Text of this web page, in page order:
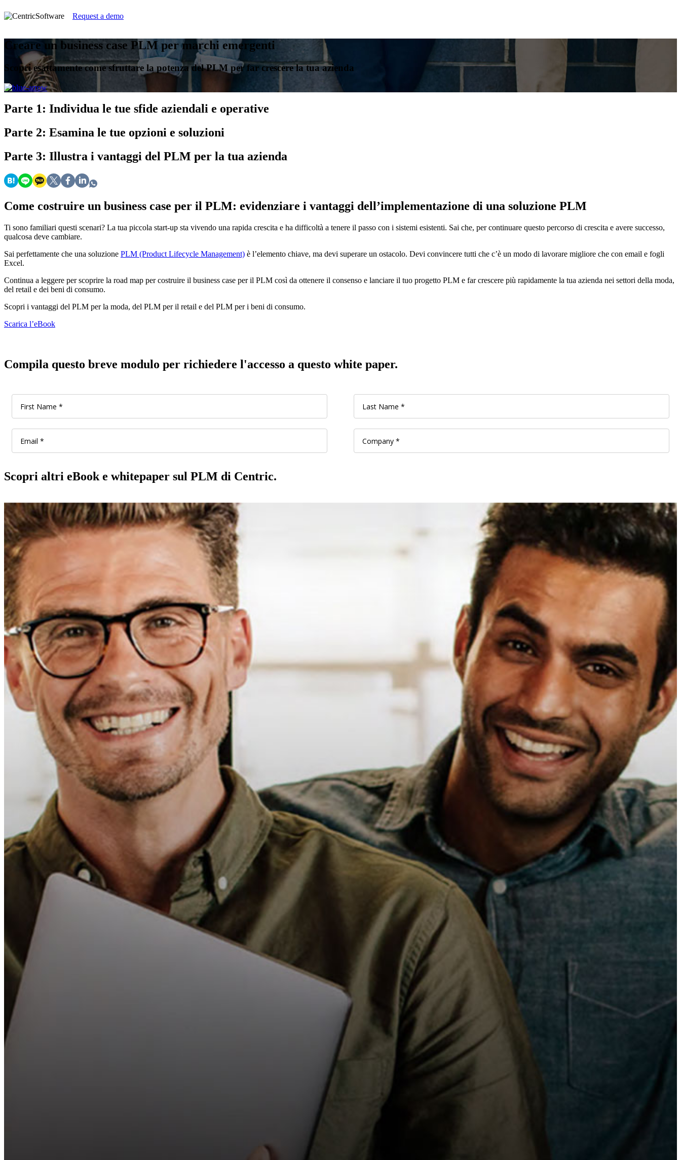
Request a demo
Creare un business case PLM per marchi emergenti
Scopri esattamente come sfruttare la potenza del PLM per far crescere la tua azienda
Parte 1: Individua le tue sfide aziendali e operative
Parte 2: Esamina le tue opzioni e soluzioni
Parte 3: Illustra i vantaggi del PLM per la tua azienda
Come costruire un business case per il PLM: evidenziare i vantaggi dell’implementazione di una soluzione PLM
Ti sono familiari questi scenari? La tua piccola start-up sta vivendo una rapida crescita e ha difficoltà a tenere il passo con i sistemi esistenti. Sai che, per continuare questo percorso di crescita e avere successo,
qualcosa deve cambiare.
Sai perfettamente che una soluzione PLM (Product Lifecycle Management) è l’elemento chiave, ma devi superare un ostacolo. Devi convincere tutti che c’è un modo di lavorare migliore che con email e fogli
Excel.
Continua a leggere per scoprire la road map per costruire il business case per il PLM così da ottenere il consenso e lanciare il tuo progetto PLM e far crescere più rapidamente la tua azienda nei settori della moda,
del retail e dei beni di consumo.
Scopri i vantaggi del PLM per la moda, del PLM per il retail e del PLM per i beni di consumo.
Scarica l’eBook
Compila questo breve modulo per richiedere l'accesso a questo white paper.
Scopri altri eBook e whitepaper sul PLM di Centric.